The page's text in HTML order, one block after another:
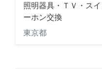
照明器具・ＴＶ・ス
ーホン交換
東京都